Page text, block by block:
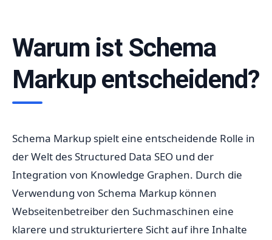
Warum ist Schema
Markup entscheidend?
Schema Markup spielt eine entscheidende Rolle in
der Welt des Structured Data SEO und der
Integration von Knowledge Graphen. Durch die
Verwendung von Schema Markup können
Webseitenbetreiber den Suchmaschinen eine
klarere und strukturiertere Sicht auf ihre Inhalte